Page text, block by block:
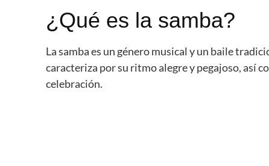
¿Qué es la samba?
La samba es un género musical y un baile
caracteriza por su ritmo alegre y pegajoso, así
celebración.